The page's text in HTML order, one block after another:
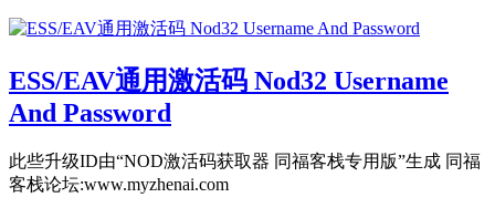
ESS/EAV通用激活码 Nod32 Username
And Password
此些升级ID由“NOD激活码获取器 同福客栈专用版”生成 同福
客栈论坛:www.myzhenai.com